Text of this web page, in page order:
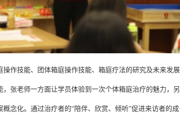
作技能、团体箱庭操作技能、箱庭疗法的研究及未来发
张老师一方面让学员体验到一次个体箱庭治疗的魅力，
概念化。通过治疗者的“陪伴、欣赏、倾听”促进来访者的